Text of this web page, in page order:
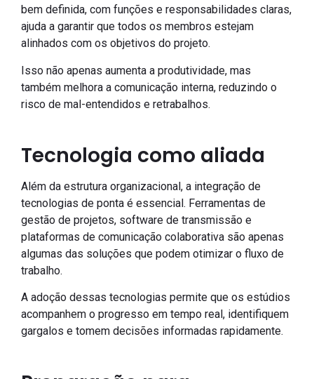
bem definida, com funções e responsabilidades claras,
ajuda a garantir que todos os membros estejam
alinhados com os objetivos do projeto.
Isso não apenas aumenta a produtividade, mas
também melhora a comunicação interna, reduzindo o
risco de mal-entendidos e retrabalhos.
Tecnologia como aliada
Além da estrutura organizacional, a integração de
tecnologias de ponta é essencial. Ferramentas de
gestão de projetos, software de transmissão e
plataformas de comunicação colaborativa são apenas
algumas das soluções que podem otimizar o fluxo de
trabalho.
A adoção dessas tecnologias permite que os estúdios
acompanhem o progresso em tempo real, identifiquem
gargalos e tomem decisões informadas rapidamente.